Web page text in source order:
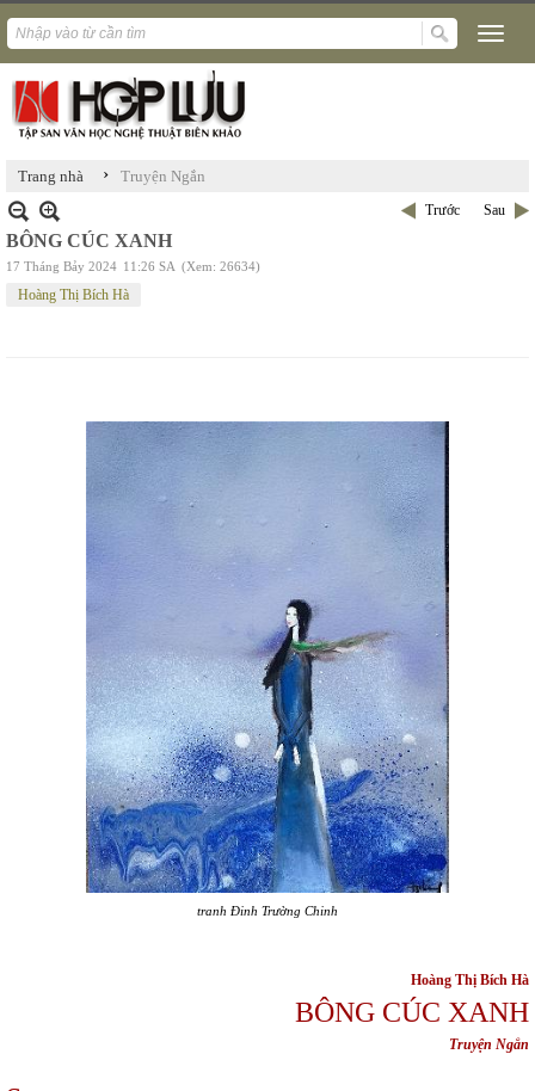
Trang nhà › Truyện Ngắn
Trước Sau
BÔNG CÚC XANH
17 Tháng Bảy 2024 11:26 SA (Xem: 26634)
Hoàng Thị Bích Hà
tranh Đinh Trường Chinh
Hoàng Thị Bích Hà
BÔNG CÚC XANH
Truyện Ngắn